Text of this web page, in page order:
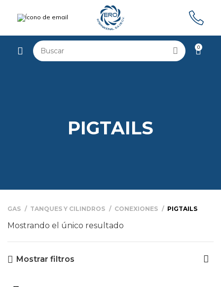
0
PIGTAILS
GAS TANQUES Y CILINDROS CONEXIONES PIGTAILS
Mostrando el único resultado
Mostrar filtros